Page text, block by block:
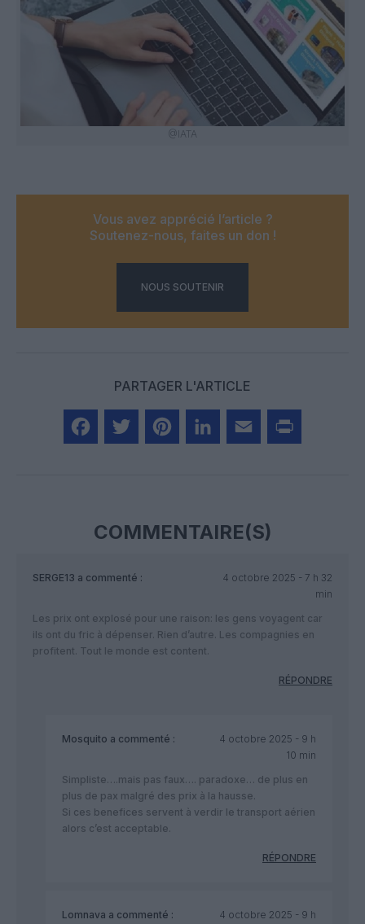
@IATA
Vous avez apprécié l’article ?
Soutenez-nous, faites un don !
NOUS SOUTENIR
PARTAGER L'ARTICLE
COMMENTAIRE(S)
SERGE13 a commenté :
4 octobre 2025 - 7 h 32
min
Les prix ont explosé pour une raison: les gens voyagent car
ils ont du fric à dépenser. Rien d’autre. Les compagnies en
profitent. Tout le monde est content.
RÉPONDRE
Mosquito a commenté :
4 octobre 2025 - 9 h
10 min
Simpliste….mais pas faux…. paradoxe… de plus en
plus de pax malgré des prix à la hausse.
Si ces benefices servent à verdir le transport aérien
alors c’est acceptable.
RÉPONDRE
Lomnava a commenté :
4 octobre 2025 - 9 h